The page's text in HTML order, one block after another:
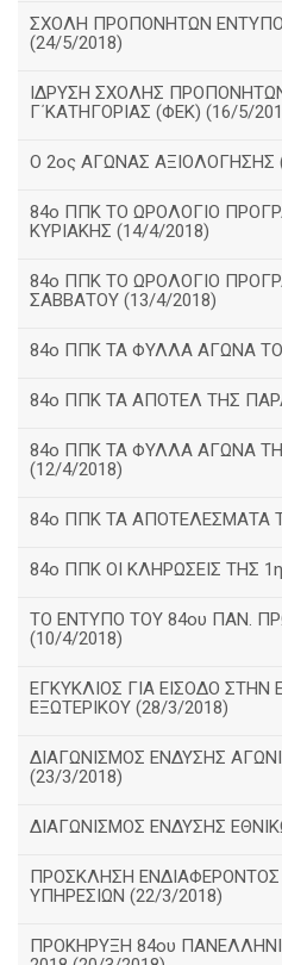
ΣΧΟΛΗ ΠΡΟΠΟΝΗΤΩΝ ΕΝΤΥΠΟ
(24/5/2018)
ΙΔΡΥΣΗ ΣΧΟΛΗΣ
Γ΄ΚΑΤΗΓΟΡΙΑΣ (ΦΕΚ) (16/5/
O 2ος ΑΓΩΝΑΣ ΑΞΙΟΛΟΓΗΣΗΣ
84ο ΠΠΚ ΤΟ ΩΡΟΛΟΓΙΟ
ΚΥΡΙΑΚΗΣ (14/4/2018)
84ο ΠΠΚ ΤΟ ΩΡΟΛΟΓΙΟ
ΣΑΒΒΑΤΟΥ (13/4/2018)
84ο ΠΠΚ ΤΑ ΦΥΛΛΑ ΑΓΩΝΑ
84ο ΠΠΚ ΤΑ ΑΠΟΤΕΛ ΤΗΣ
84ο ΠΠΚ ΤΑ ΦΥΛΛΑ ΑΓΩΝΑ
(12/4/2018)
84ο ΠΠΚ ΤΑ ΑΠΟΤΕΛΕΣΜΑΤΑ
84ο ΠΠΚ ΟΙ ΚΛΗΡΩΣΕΙΣ ΤΗΣ
ΤΟ ΕΝΤΥΠΟ ΤΟΥ 84ου ΠΑΝ.
(10/4/2018)
ΕΓΚΥΚΛΙΟΣ ΓΙΑ ΕΙΣΟΔΟ
ΕΞΩΤΕΡΙΚΟΥ (28/3/2018)
ΔΙΑΓΩΝΙΣΜΟΣ ΕΝΔΥΣΗΣ
(23/3/2018)
ΔΙΑΓΩΝΙΣΜΟΣ ΕΝΔΥΣΗΣ
ΠΡΟΣΚΛΗΣΗ
ΥΠΗΡΕΣΙΩΝ (22/3/2018)
ΠΡΟΚΗΡΥΞΗ 84ου